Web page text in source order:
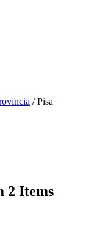
/ Pisa
2 Items